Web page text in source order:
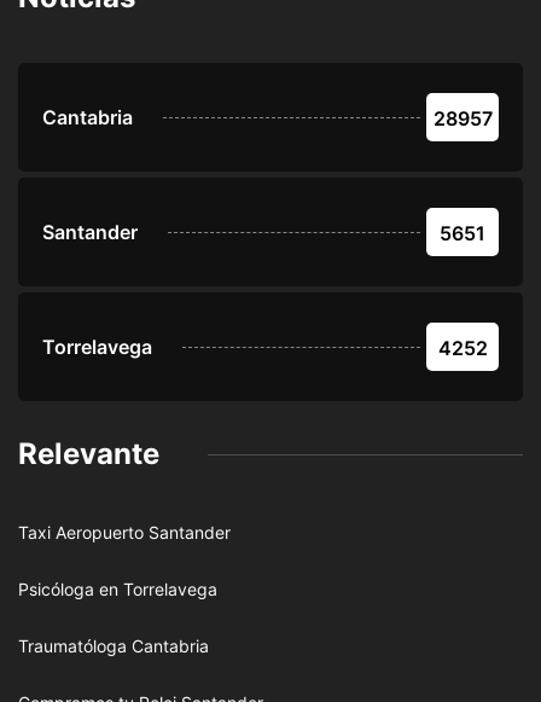
Cantabria 28957
Santander 5651
Torrelavega 4252
Relevante
Taxi Aeropuerto Santander
Psicóloga en Torrelavega
Traumatóloga Cantabria